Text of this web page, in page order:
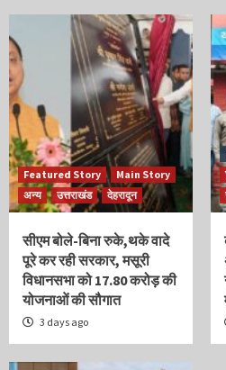
Featured Story
Main Story
अन्य
उत्तराखंड देहरादून
सीएम बोले-बिना रुके,थके वादे
पूरे कर रही सरकार, मसूरी
विधानसभा को 17.80 करोड़ की
योजनाओं की सौगात
3 days ago